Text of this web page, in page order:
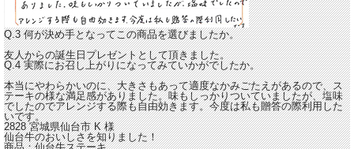
Q.3 何が決め手となってこの商品を選びましたか。
友人からの誕生日プレゼントとして頂きました。
Q.4 実際にお召し上がりになってみていかがでしたか。
本当にやわらかいのに、大きさもあって適度なかみごたえがあるので、ス
テーキの様な満足感がありました。味もしっかりついていましたが、塩味
でしたのでアレンジする際も自由効きます。今度は私も贈答の際利用した
いです。
2828 宮城県仙台市K様
仙台牛のおいしさを知りました！